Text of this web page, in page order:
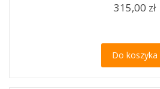
315,00 zł
Do koszyka